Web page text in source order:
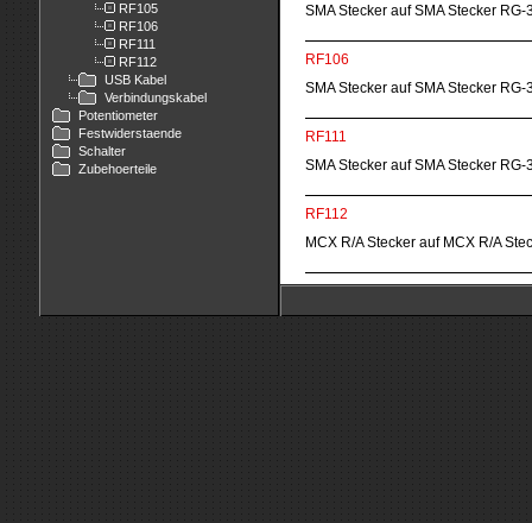
RF105
RF106
RF111
RF112
USB Kabel
Verbindungskabel
Potentiometer
Festwiderstaende
Schalter
Zubehoerteile
SMA Stecker auf SMA Stecker
RF106
SMA Stecker auf SMA Stecker RG-
RF111
SMA Stecker auf SMA Stecker RG-
RF112
MCX R/A Stecker auf MCX R/A